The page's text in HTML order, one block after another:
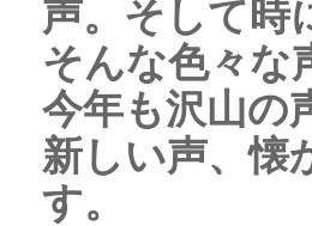
声。そして時
そんな色々な
今年も沢山の
新しい声、懐
す。